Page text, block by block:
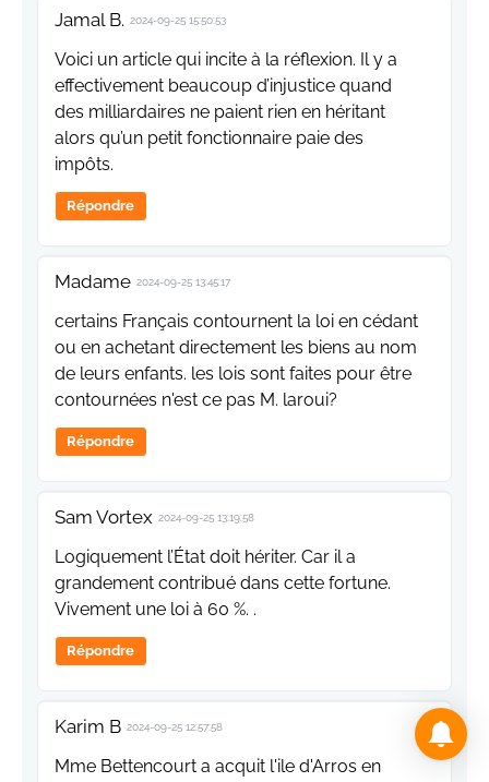
Jamal B. 2024-09-25 15:50:53
Voici un article qui incite à la réflexion. Il y a
effectivement beaucoup d’injustice quand
des milliardaires ne paient rien en héritant
alors qu’un petit fonctionnaire paie des
impôts.
Répondre
Madame 2024-09-25 13:45:17
certains Français contournent la loi en cédant
ou en achetant directement les biens au nom
de leurs enfants. les lois sont faites pour être
contournées n'est ce pas M. laroui?
Répondre
Sam Vortex 2024-09-25 13:19:58
Logiquement l’État doit hériter. Car il a
grandement contribué dans cette fortune.
Vivement une loi à 60 %. .
Répondre
Karim B 2024-09-25 12:57:58
Mme Bettencourt a acquit l'ile d'Arros en